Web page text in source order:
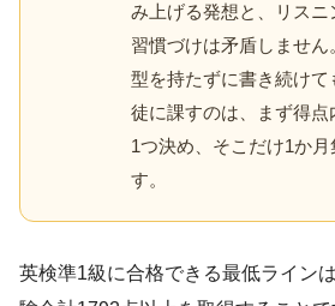
み上げる発想と、リスニ
習慣づけは矛盾しません
型を持たずに書き続け
徒に課すのは、まず得
1つ決め、そこだけ1か
す。
英検準1級に合格できる最低ライン